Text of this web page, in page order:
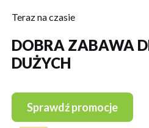
Teraz na czasie
DOBRA ZABAWA
DUŻYCH
Sprawdź promocje